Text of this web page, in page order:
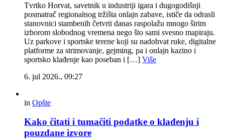
Tvrtko Horvat, savetnik u industriji igara i dugogodišnji
posmatrač regionalnog tržišta onlajn zabave, ističe da odrasli
stanovnici stambenih četvrti danas raspolažu mnogo širim
izborom slobodnog vremena nego što sami svesno mapiraju.
Uz parkove i sportske terene koji su nadohvat ruke, digitalne
platforme za strimovanje, gejming, pa i onlajn kazino i
sportsko klađenje kao poseban i […] Više
6. jul 2026., 09:27
in Opšte
Kako čitati i tumačiti podatke o klađenju i
pouzdane izvore